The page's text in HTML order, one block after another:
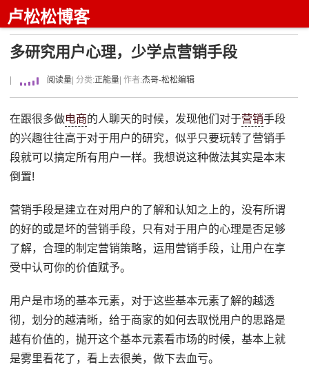
卢松松博客
多研究用户心理，少学点营销手段
阅读量 | 分类:正能量 | 作者:杰哥-松松编辑
在跟很多做电商的人聊天的时候，发现他们对于营销手段
的兴趣往往高于对于用户的研究，似乎只要玩转了营销手
段就可以搞定所有用户一样。我想说这种做法其实是本末
倒置!
营销手段是建立在对用户的了解和认知之上的，没有所谓
的好的或是坏的营销手段，只有对于用户的心理是否足够
了解，合理的制定营销策略，运用营销手段，让用户在享
受中认可你的价值赋予。
用户是市场的基本元素，对于这些基本元素了解的越透
彻，划分的越清晰，给于商家的如何去取悦用户的思路是
越有价值的，抛开这个基本元素看市场的时候，基本上就
是雾里看花了，看上去很美，做下去血亏。